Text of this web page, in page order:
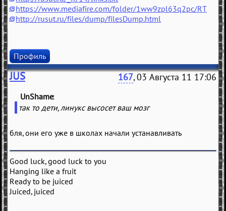
https://www.mediafire.com/folder/1ww9zpl63q2pc/RT
http://rusut.ru/files/dump/filesDump.html
Профиль
JUS 167, 03 Августа 11 17:06
UnShame
так то дети, линукс высосет ваш мозг
бля, они его уже в школах начали устанавливать
Good luck, good luck to you
Hanging like a fruit
Ready to be juiced
Juiced, juiced